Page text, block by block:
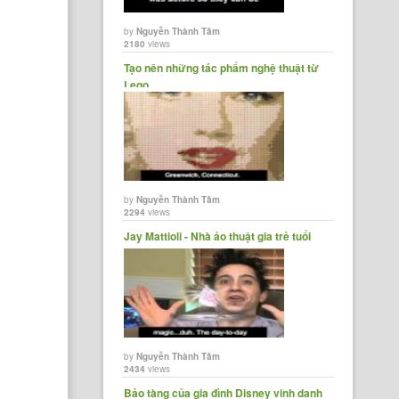
byNguyễn Thành Tâm
2180 views
Tạo nên những tác phẩm nghệ thuật từ
Lego
byNguyễn Thành Tâm
2294 views
Jay Mattioli - Nhà ảo thuật gia trẻ tuổi
byNguyễn Thành Tâm
2434 views
Bảo tàng của gia đình Disney vinh danh